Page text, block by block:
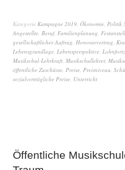
Kategorie Kampagne 2019, Ökonomie, Politik
Angestellte, Beruf, Familienplanung,
gesellschaftlicher Auftrag, Honorarvertrag,
Lebensgrundlage, Lebensperspektive,
Musikschul-Lehrkraft, Musikschullehrer,
öffentliche Zuschüsse, Preise, Preisniveau,
sozialverträgliche Preise, Unterricht
Öffentliche